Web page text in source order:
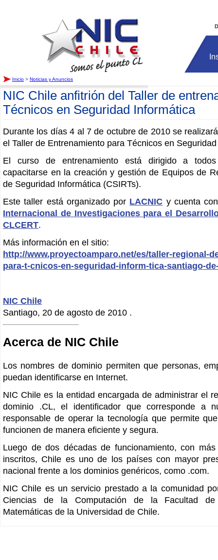
Inicio > Noticias y Anuncios
NIC Chile anfitrión del Taller de
Técnicos en Seguridad Informática
Durante los días 4 al 7 de octubre de 2010 se
el Taller de Entrenamiento para Técnicos en
El curso de entrenamiento está dirigido a
capacitarse en la creación y gestión de Equipos de
de Seguridad Informática (CSIRTs).
Este taller está organizado por LACNIC y cuenta
Internacional de Investigaciones para el
CLCERT.
Más información en el sitio:
http://www.proyectoamparo.net/es/taller-regional-
para-t-cnicos-en-seguridad-inform-tica-santiago-
NIC Chile
Santiago, 20 de agosto de 2010 .
Acerca de NIC Chile
Los nombres de dominio permiten que personas,
puedan identificarse en Internet.
NIC Chile es la entidad encargada de administrar el
dominio .CL, el identificador que corresponde a
responsable de operar la tecnología que permite
funcionen de manera eficiente y segura.
Luego de dos décadas de funcionamiento, con
inscritos, Chile es uno de los países con mayor
nacional frente a los dominios genéricos, como .com.
NIC Chile es un servicio prestado a la comunidad
Ciencias de la Computación de la Facultad
Matemáticas de la Universidad de Chile.